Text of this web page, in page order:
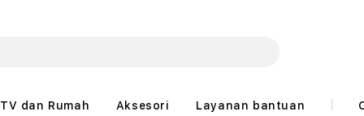
TV dan Rumah Aksesori Layanan bantuan